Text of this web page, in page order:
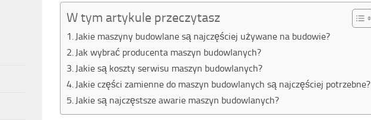
W tym artykule przeczytasz
Jakie maszyny budowlane są najczęściej używane na budowie?
Jak wybrać producenta maszyn budowlanych?
Jakie są koszty serwisu maszyn budowlanych?
Jakie części zamienne do maszyn budowlanych są najczęściej potrzebne?
Jakie są najczęstsze awarie maszyn budowlanych?